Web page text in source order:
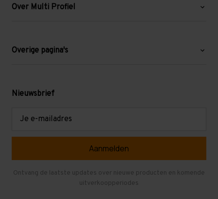
Over Multi Profiel
Blog
Levering en afhalen
Overige pagina's
Mezzanine
Verdiepingsvloeren
Gebruikte entresolvloeren
Nieuwsbrief
Ontvang de laatste updates over nieuwe producten en komende
uitverkoopperiodes